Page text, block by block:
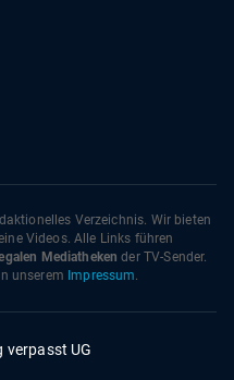
Verzeichnis. Wir bieten
Videos. Alle Links führen
Mediatheken der TV-Sender.
unserem Impressum.
verpasst UG